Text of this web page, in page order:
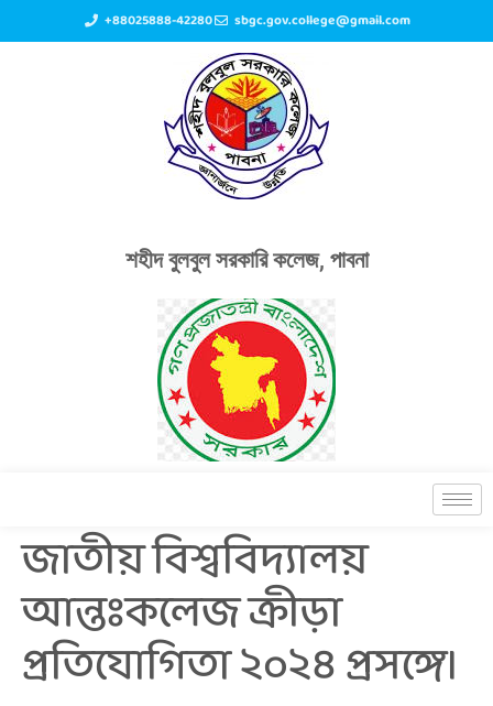
+88025888-42280 sbgc.gov.college@gmail.com
শহীদ বুলবুল সরকারি কলেজ, পাবনা
জাতীয় বিশ্ববিদ্যালয়
আন্তঃকলেজ ক্রীড়া
প্রতিযোগিতা ২০২৪ প্রসঙ্গে।